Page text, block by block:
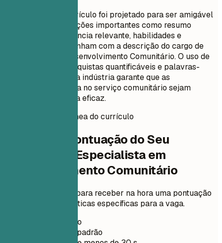
Este formato de currículo foi projetado para ser amigável
ao ATS, incluindo seções importantes como resumo
profissional, experiência relevante, habilidades e
educação que se alinham com a descrição do cargo de
Especialista em Desenvolvimento Comunitário. O uso de
verbos de ação, conquistas quantificáveis e palavras-
chave específicas da indústria garante que as
contribuições de Ella no serviço comunitário sejam
destacadas de forma eficaz.
Pontuação instantânea do currículo
Verifique a Pontuação do Seu
Currículo de Especialista em
Desenvolvimento Comunitário
Envie seu currículo para receber na hora uma pontuação
ATS e melhorias práticas específicas para a vaga.
Sem cadastro
Privado por padrão